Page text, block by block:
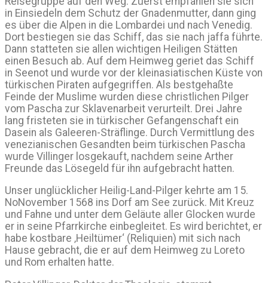
in Einsiedeln dem Schutz der Gnadenmutter, dann ging
es über die Alpen in die Lombardei und nach Venedig.
Dort bestiegen sie das Schiff, das sie nach jaffa führte.
Dann statteten sie allen wichtigen Heiligen Stätten
einen Besuch ab. Auf dem Heimweg geriet das Schiff
in Seenot und wurde vor der kleinasiatischen Küste von
türkischen Piraten aufgegriffen. Als bestgehaßte
Feinde der Muslime wurden diese christlichen Pilger
vom Pascha zur Sklavenarbeit verurteilt. Drei Jahre
lang fristeten sie in türkischer Gefangenschaft ein
Dasein als Galeeren-Sträflinge. Durch Vermittlung des
venezianischen Gesandten beim türkischen Pascha
wurde Villinger losgekauft, nachdem seine Arther
Freunde das Lösegeld für ihn aufgebracht hatten.
Unser unglücklicher Heilig-Land-Pilger kehrte am 15.
NoNovember 1568 ins Dorf am See zurück. Mit Kreuz
und Fahne und unter dem Geläute aller Glocken wurde
er in seine Pfarrkirche einbegleitet. Es wird berichtet, er
habe kostbare ‚Heiltümer‘ (Reliquien) mit sich nach
Hause gebracht, die er auf dem Heimweg zu Loreto
und Rom erhalten hatte.